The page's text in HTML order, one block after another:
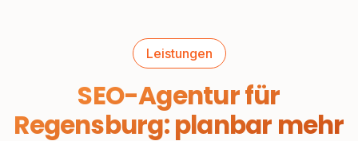
Leistungen
SEO-Agentur für
Regensburg: planbar mehr